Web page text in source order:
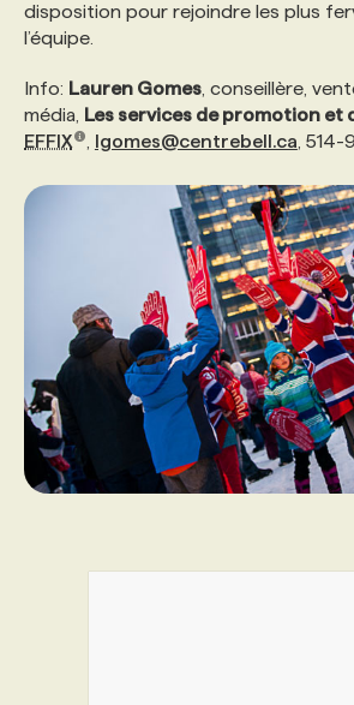
TENDANCES
ÉVÉNEMENTIEL
NOS AUTEUR‧RICES
ANNONCEZ AVEC NOUS
NOS FORMATEUR‧RICES
POURQUOI CHOISIR NOS
PROGRAMMES DE
FAQ
ANNONCEZ AVEC NOUS
NOS EXPERTISES
FAQ
disposition pour rejoindre les plus
l’équipe.
Info: Lauren Gomes , conseillère,
média, Les services de promotion et
EFFIX
lgomes@centrebell.ca ,